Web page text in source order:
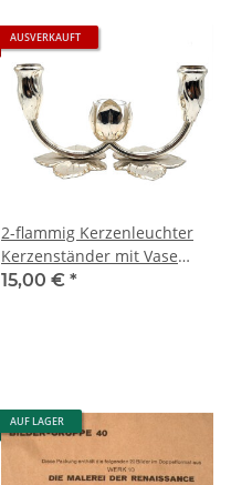
AUSVERKAUFT
2-flammig Kerzenleuchter
Kerzenständer mit Vase
Quist um 1960
15,00 € *
AUF LAGER